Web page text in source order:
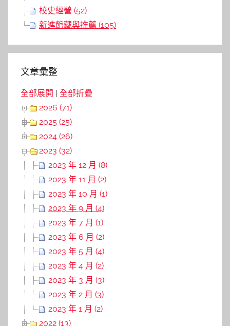
校史經營 (52)
新進館藏與推薦 (105)
文章彙整
全部展開 | 全部折疊
2026 (71)
2025 (25)
2024 (26)
2023 (32)
2023 年 12 月 (8)
2023 年 11 月 (2)
2023 年 10 月 (1)
2023 年 9 月 (4)
2023 年 7 月 (1)
2023 年 6 月 (2)
2023 年 5 月 (4)
2023 年 4 月 (2)
2023 年 3 月 (3)
2023 年 2 月 (3)
2023 年 1 月 (2)
2022 (13)